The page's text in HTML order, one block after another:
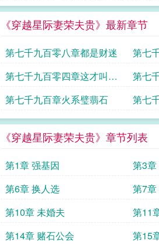
《穿越星际妻荣夫贵》最新章节
第七千九百零八章都是财迷
第七
裕
第七千九百零四章这才叫白
捡
第七
接受
第七千九百章火系璧翡石
第七
班也
《穿越星际妻荣夫贵》章节列表
第1章 强基因 第3
第6章 换人选
第7
第10章 未婚夫
第11
第14章 赌石公会
第15